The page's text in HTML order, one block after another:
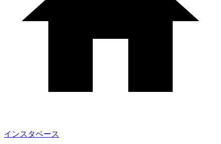
インスタベース